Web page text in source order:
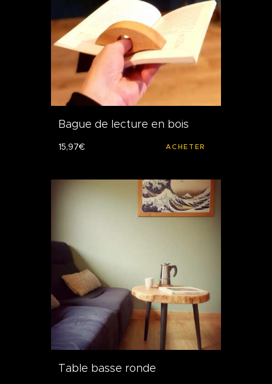
Bague de lecture en bois
15,97€ ACHETER
Table basse ronde